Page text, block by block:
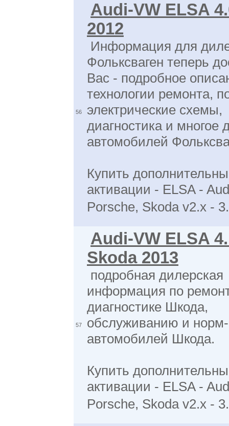
56
Audi-VW ELSA
2012
Информация для
Фольксваген теперь
Вас - подробное
технологии ремонта,
электрические схемы,
диагностика и многое
автомобилей
Купить
активации - ELSA -
Porsche, Skoda v2.x -
57
Audi-VW ELSA
Skoda 2013
подробная дилерская
информация по
диагностике Шкода,
обслуживанию и
автомобилей Шкода.
Купить
активации - ELSA -
Porsche, Skoda v2.x -